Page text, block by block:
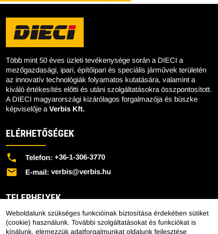
Több mint 50 éves üzleti tevékenysége során a DIECI a
mezőgazdasági, ipari, építőipari és speciális járművek területén
az innovatív technológiák folyamatos kutatására, valamint a
kiváló értékesítés előtti és utáni szolgáltatásokra összpontosított.
A DIECI magyarországi kizárólagos forgalmazója és büszke
képviselője a Verbis Kft.
ELÉRHETŐSÉGEK
Telefon: +36-1-306-3770
E-mail: verbis@verbis.hu
TELEPHELYEK
Központi Telephely - 1151 Budapest, Mélyfúró u. 2/E.
Weboldalunk szükséges funkcióinak biztosítása érdekében sütiket
(cookie) használunk. További szolgáltatásokat és funkciókat is
kínálunk, elemezzük adatforgalmunkat oldalunk fejlesztése